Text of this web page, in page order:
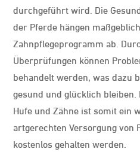
durchgeführt wird. Die
der Pferde hängen
Zahnpflegeprogramm ab.
Überprüfungen können
behandelt werden, was dazu
gesund und glücklich
Hufe und Zähne ist somit ein
artgerechten Versorgung von
kostenlos gehalten werden.